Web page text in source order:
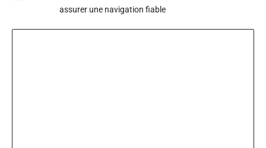
assurer une navigation fiable